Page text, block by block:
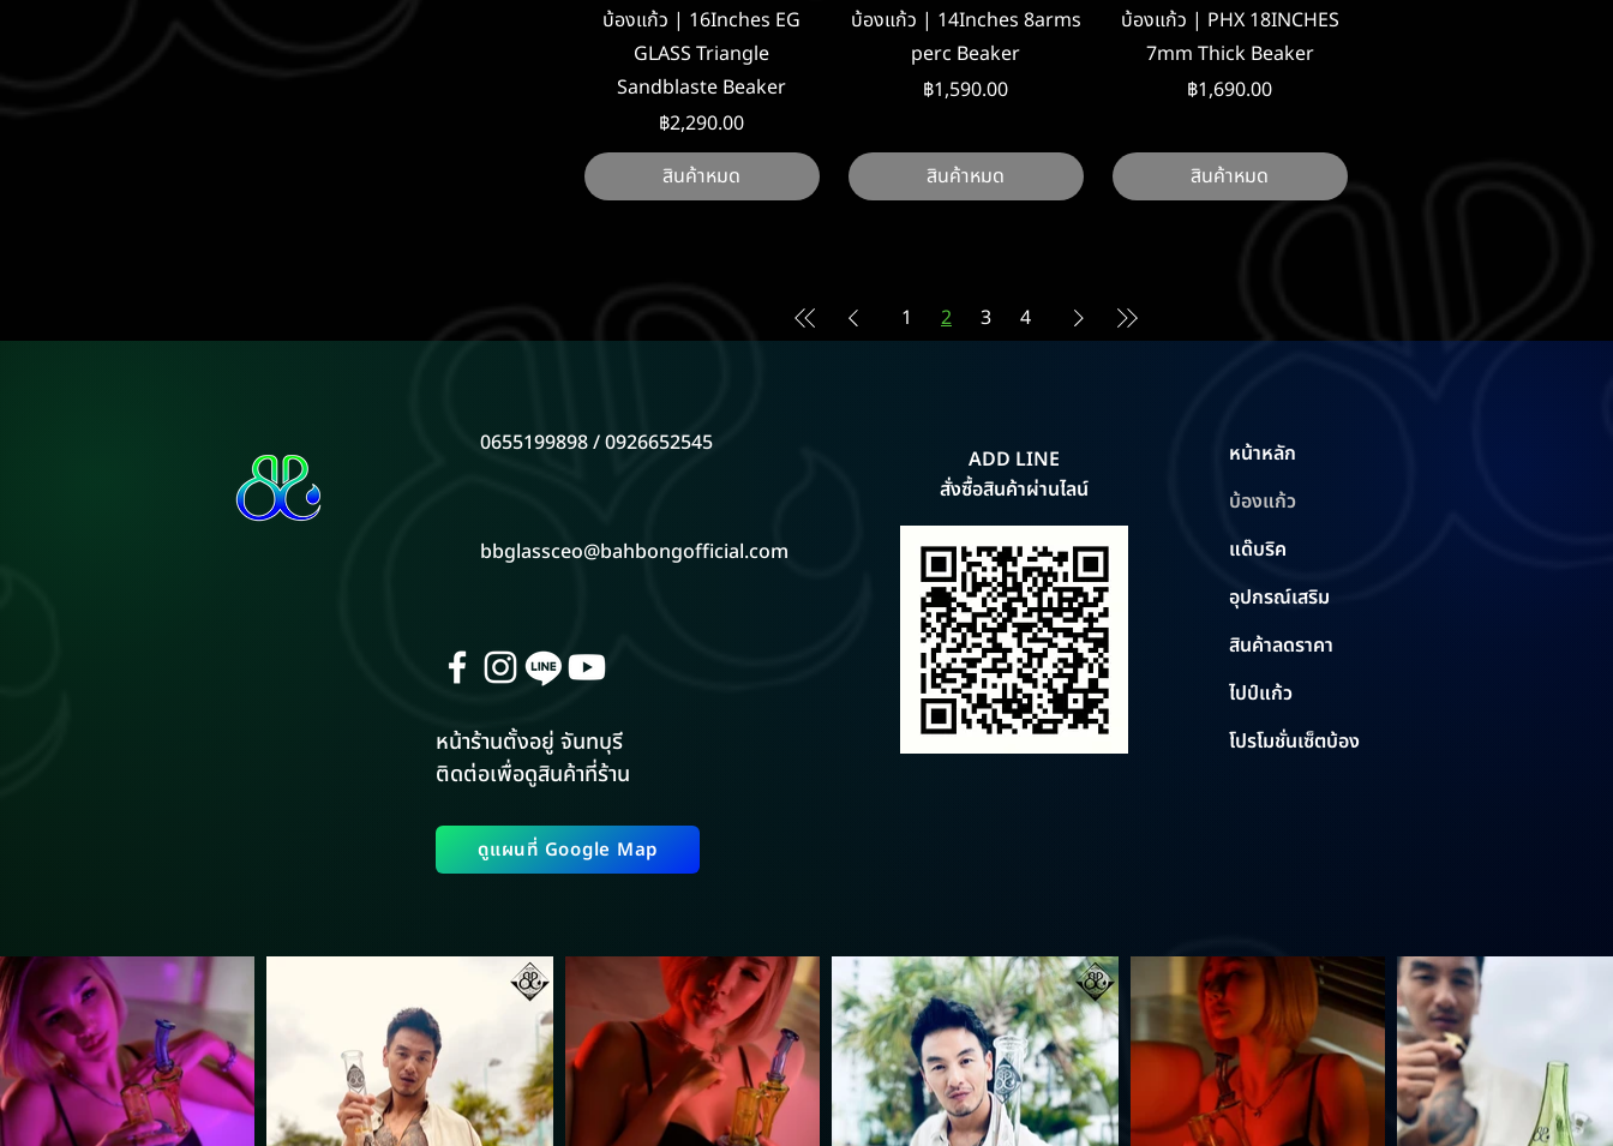
ดูข้อมูลด่วน
บ้องแก้ว | 16Inches EG
GLASS Triangle
Sandblaste Beaker
ราคา
฿2,290.00
สินค้าหมด
ดูข้อมูลด่วน
บ้องแก้ว | 14Inches 8arms
perc Beaker
ราคา
฿1,590.00
สินค้าหมด
ดูข้อมูลด่วน
บ้องแก้ว | PHX 18INCHES
7mm Thick Beaker
ราคา
฿1,690.00
สินค้าหมด
1 2 3 4
0655199898 / 0926652545
bbglassceo@bahbongofficial.com
หน้าร้านตั้งอยู่ จันทบุรี
ติดต่อเพื่อดูสินค้าที่ร้าน
ดูแผนที่ Google Map
ADD LINE
สั่งซื้อสินค้าผ่านไลน์
หน้าหลัก
บ้องแก้ว
แด๊บริค
อุปกรณ์เสริม
สินค้าลดราคา
ไปป์แก้ว
โปรโมชั่นเซ็ตบ้อง